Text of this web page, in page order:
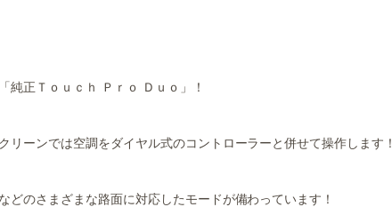
純正Ｔｏｕｃｈ Ｐｒｏ Ｄｕｏ」！
ーンでは空調をダイヤル式のコントローラーと併せて操作します！
のさまざまな路面に対応したモードが備わっています！